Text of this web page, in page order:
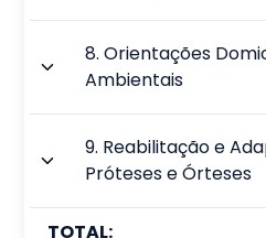
8.Orientações
Ambientais
9. Reabilitação e
Próteses e Órteses
TOTAL: